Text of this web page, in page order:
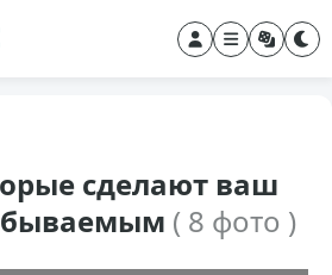
сделают ваш
( 8 фото )